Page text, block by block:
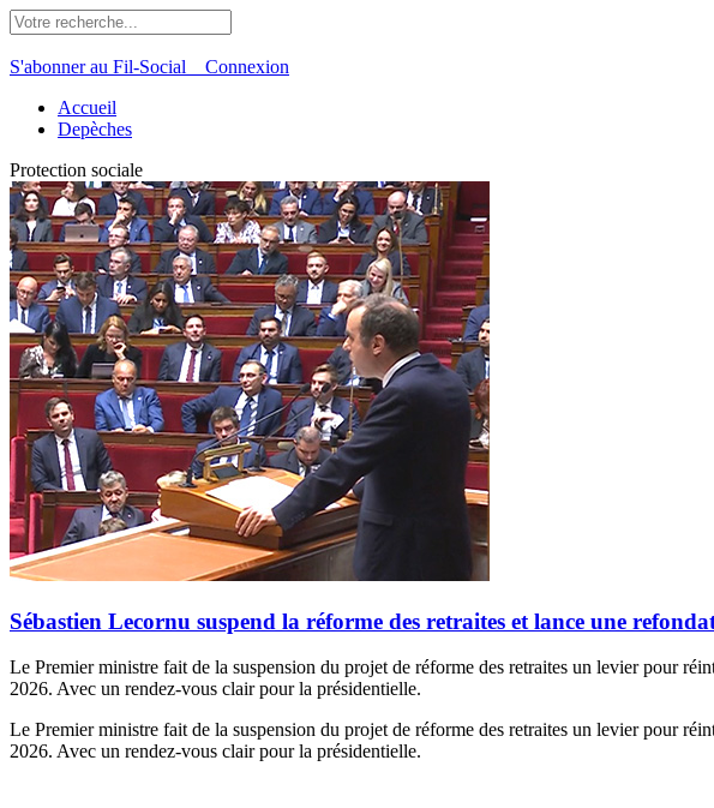
S'abonner au Fil-Social Connexion
Accueil
Depèches
Protection sociale
Sébastien Lecornu suspend la réforme des retraites et lance une
Le Premier ministre fait de la suspension du projet de réforme des retraites un levier pour
2026. Avec un rendez-vous clair pour la présidentielle.
Le Premier ministre fait de la suspension du projet de réforme des retraites un levier pour
2026. Avec un rendez-vous clair pour la présidentielle.